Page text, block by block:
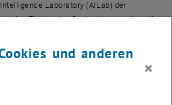
Laboratory (AILab) der
Ars Electronica Center Linz machen die
erwartet Sie eine praktische
und anderen
×